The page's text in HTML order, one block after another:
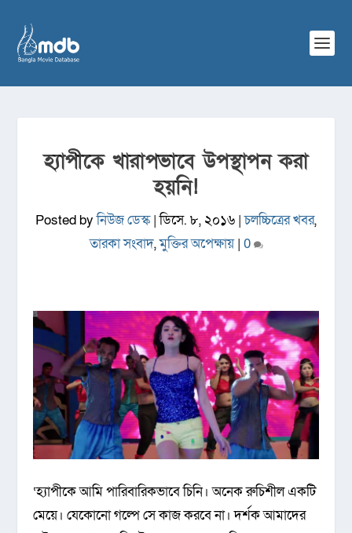
হ্যাপীকে খারাপভাবে উপস্থাপন করা
হয়নি!
Posted byনিউজ ডেস্ক|ডিসে. ৮, ২০১৬ |চলচ্চিত্রের খবর,
তারকা সংবাদ,মুক্তির অপেক্ষায়| 0
‘হ্যাপীকে আমি পারিবারিকভাবে চিনি। অনেক রুচিশীল একটি
মেয়ে। যেকোনো গল্পে সে কাজ করবে না। দর্শক আমাদের